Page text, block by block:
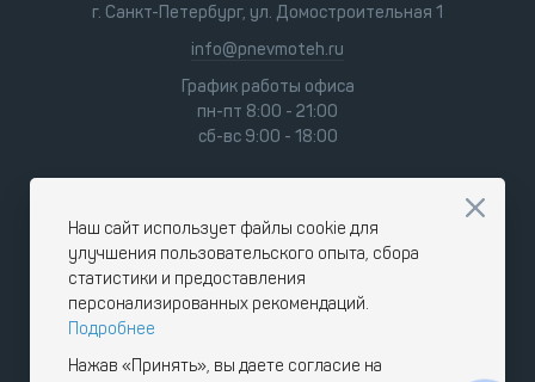
г. Санкт-Петербург, ул. Домостроительная 1
info@pnevmoteh.ru
График работы офиса
пн-пт 8:00 - 21:00
сб-вс 9:00 - 18:00
Наш сайт использует файлы cookie для
улучшения пользовательского опыта, сбора
статистики и предоставления
персонализированных рекомендаций.
Подробнее
Нажав «Принять», вы даете согласие на